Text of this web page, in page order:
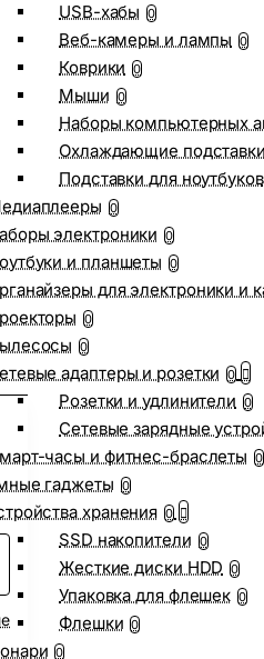
USB-хабы 0
Веб-камеры и лампы 0
Коврики 0
Мыши 0
Наборы компьютерных
Охлаждающие
Подставки для ноутбуков
0
электроники 0
и планшеты 0
для электроники и
0
0
адаптеры и розетки 0
Розетки и удлинители 0
Сетевые зарядные
часы и фитнес-браслеты 0
гаджеты 0
хранения 0
SSD накопители 0
Жесткие диски HDD 0
Упаковка для флешек 0
Флешки 0
0